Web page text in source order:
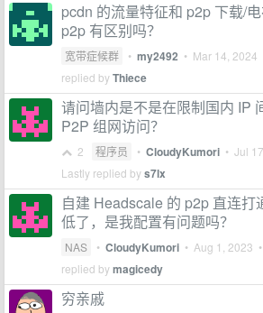
pcdn 的流量特征和 p2p 下载/
p2p 有区别吗？
宽带症候群 • my2492 • Mar 14, 2024
replied byThiece
请问墙内是不是在限制国内 IP
P2P 组网访问？
2 程序员 • CloudyKumori • Jul
Lastly replied bys7lx
自建 Headscale 的 p2p 直连打
低了，是我配置有问题吗？
NAS • CloudyKumori • Aug 1, 2023
replied bymagicedy
穷亲戚